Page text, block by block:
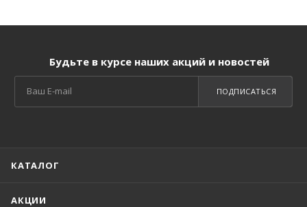
Будьте в курсе наших акций и новостей
ПОДПИСАТЬСЯ
КАТАЛОГ
АКЦИИ